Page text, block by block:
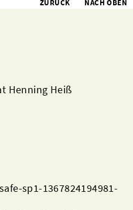
ZURÜCK NACH OBEN
Henning Heiß
sp1-1367824194981-